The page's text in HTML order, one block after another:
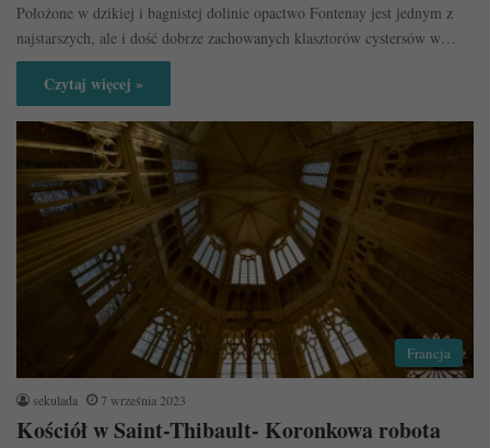
Położone w dzikiej i bagnistej dolinie opactwo Fontenay jest jednym z
najstarszych, ale i dość dobrze zachowanych klasztorów cystersów w…
Czytaj więcej »
Francja
sekulada 7 września 2023
Kościół w Saint-Thibault- Koronkowa robota